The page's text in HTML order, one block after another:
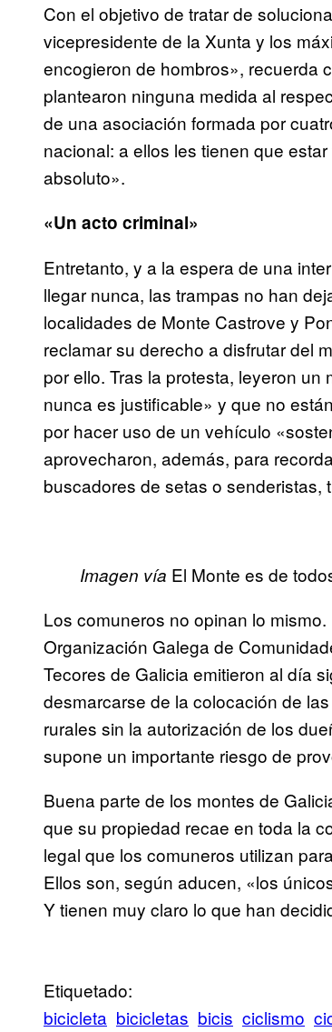
Con el objetivo de tratar de
vicepresidente de la Xunta y los
encogieron de hombros», recuerda
plantearon ninguna medida al
de una asociación formada por
nacional: a ellos les tienen que
absoluto».
«Un acto criminal»
Entretanto, y a la espera de una
llegar nunca, las trampas no han
localidades de Monte Castrove y
reclamar su derecho a disfrutar del
por ello. Tras la protesta, leyeron
nunca es justificable» y que no
por hacer uso de un vehículo
aprovecharon, además, para
buscadores de setas o senderistas,
Imagen vía El Monte es de
Los comuneros no opinan lo
Organización Galega de
Tecores de Galicia emitieron al día
desmarcarse de la colocación de
rurales sin la autorización de los
supone un importante riesgo de
Buena parte de los montes de
que su propiedad recae en toda la
legal que los comuneros utilizan
Ellos son, según aducen, «los
Y tienen muy claro lo que han
Etiquetado:
bicicleta bicicletas bicis ciclismo